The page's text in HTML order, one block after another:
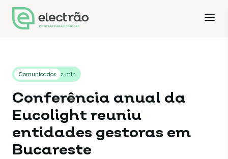
Comunicados 2 min
Conferência anual da
Eucolight reuniu
entidades gestoras em
Bucareste